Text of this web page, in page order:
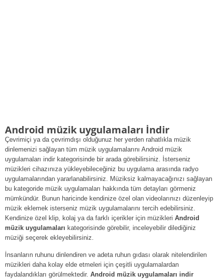
Android müzik uygulamaları İndir
Çevrimiçi ya da çevrimdışı olduğunuz her yerden rahatlıkla müzik
dinlemenizi sağlayan tüm müzik uygulamalarını Android müzik
uygulamaları indir kategorisinde bir arada görebilirsiniz. İsterseniz
müzikleri cihazınıza yükleyebileceğiniz bu uygulama arasında radyo
uygulamalarından yararlanabilirsiniz. Müziksiz kalmayacağınızı sağlayan
bu kategoride müzik uygulamaları hakkında tüm detayları görmeniz
mümkündür. Bunun haricinde kendinize özel olan videolarınızı düzenleyip
müzik eklemek isterseniz müzik uygulamalarını tercih edebilirsiniz.
Kendinize özel klip, kolaj ya da farklı içerikler için müzikleri Android
müzik uygulamaları kategorisinde görebilir, inceleyebilir dilediğiniz
müziği seçerek ekleyebilirsiniz.
İnsanların ruhunu dinlendiren ve adeta ruhun gıdası olarak nitelendirilen
müzikleri daha kolay elde etmeleri için çeşitli uygulamalardan
faydalandıkları görülmektedir. Android müzik uygulamaları indir